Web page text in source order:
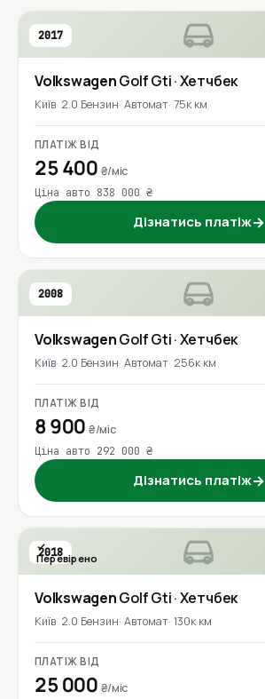
2017
VolkswagenGolf Gti· Хетчбек
Київ 2.0 Бензин Автомат 75к км
ПЛАТІЖ ВІД
25 400 ₴/міс
Ціна авто 838 000 ₴
Дізнатись платіж→
2008
VolkswagenGolf Gti· Хетчбек
Київ 2.0 Бензин Автомат 256к км
ПЛАТІЖ ВІД
8 900₴/міс
Ціна авто 292 000 ₴
Дізнатись платіж→
2018
Перевірено
VolkswagenGolf Gti· Хетчбек
Київ 2.0 Бензин Автомат 130к км
ПЛАТІЖ ВІД
25 000 ₴/міс